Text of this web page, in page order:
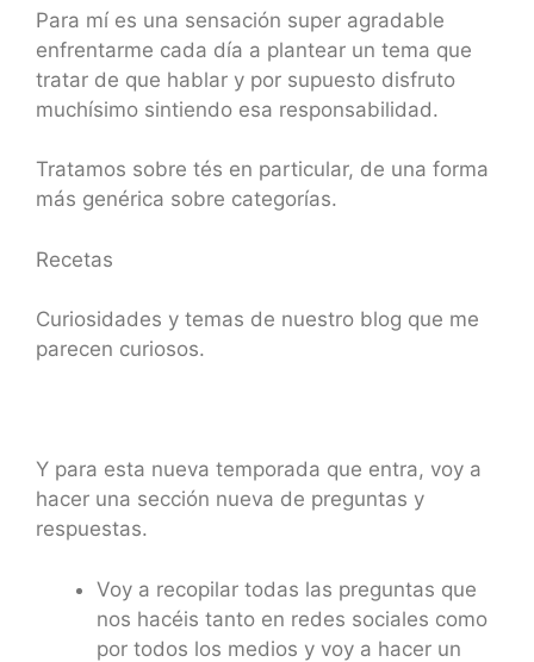
Para mí es una sensación super agradable
enfrentarme cada día a plantear un tema que
tratar de que hablar y por supuesto disfruto
muchísimo sintiendo esa responsabilidad.
Tratamos sobre tés en particular, de una forma
más genérica sobre categorías.
Recetas
Curiosidades y temas de nuestro blog que me
parecen curiosos.
Y para esta nueva temporada que entra, voy a
hacer una sección nueva de preguntas y
respuestas.
Voy a recopilar todas las preguntas que
nos hacéis tanto en redes sociales como
por todos los medios y voy a hacer un